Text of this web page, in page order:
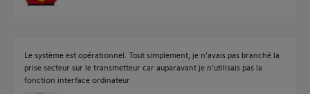
Le système est opérationnel. Tout simplement, je n'avais pas branché la
prise secteur sur le transmetteur car auparavant je n'utilisais pas la
fonction interface ordinateur